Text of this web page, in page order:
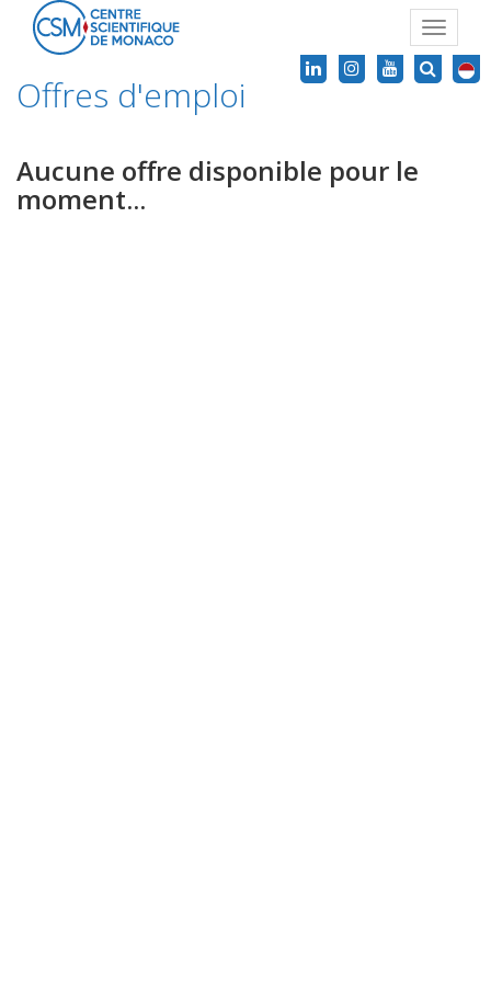
Toggle
Offres d'emploi
Aucune offre disponible pour le
moment...